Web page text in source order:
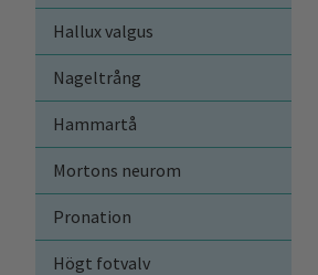
Hallux valgus
Nageltrång
Hammartå
Mortons neurom
Pronation
Högt fotvalv